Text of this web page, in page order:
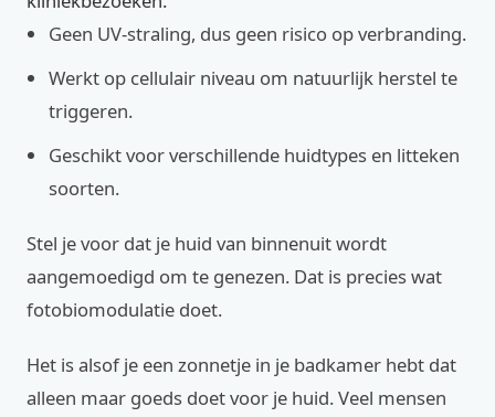
Geen UV-straling, dus geen risico op verbranding.
Werkt op cellulair niveau om natuurlijk herstel te
triggeren.
Geschikt voor verschillende huidtypes en litteken
soorten.
Stel je voor dat je huid van binnenuit wordt
aangemoedigd om te genezen. Dat is precies wat
fotobiomodulatie doet.
Het is alsof je een zonnetje in je badkamer hebt dat
alleen maar goeds doet voor je huid. Veel mensen